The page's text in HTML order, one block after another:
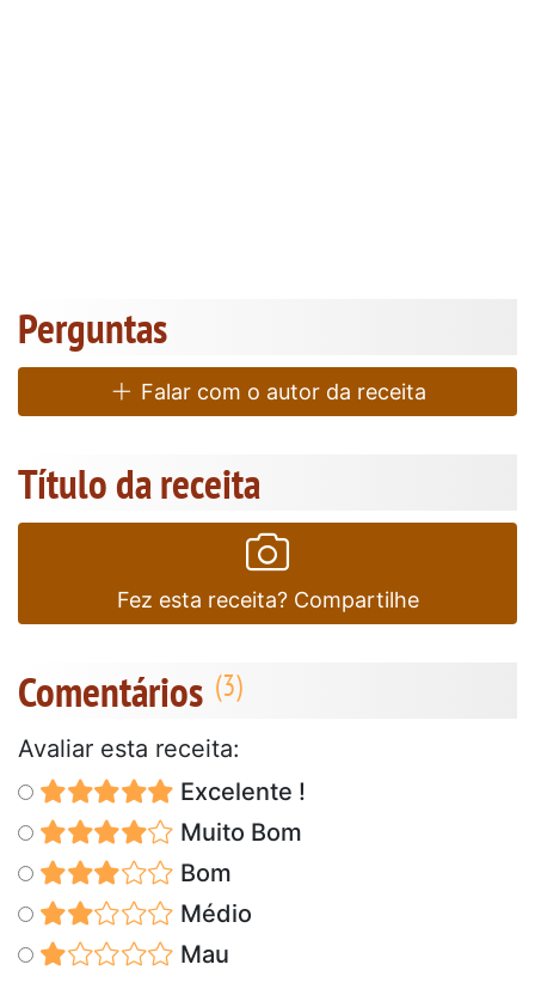
Perguntas
Falar com o autor da receita
Título da receita
Fez esta receita? Compartilhe
Comentários
Avaliar esta receita:
Excelente !
Muito Bom
Bom
Médio
Mau